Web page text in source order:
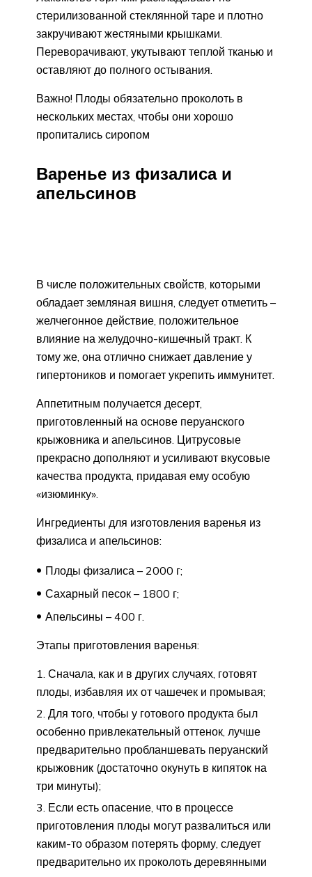
стерилизованной стеклянной таре и плотно
закручивают жестяными крышками.
Переворачивают, укутывают теплой тканью и
оставляют до полного остывания.
Важно! Плоды обязательно проколоть в
нескольких местах, чтобы они хорошо
пропитались сиропом
Варенье из физалиса и
апельсинов
В числе положительных свойств, которыми
обладает земляная вишня, следует отметить –
желчегонное действие, положительное
влияние на желудочно-кишечный тракт. К
тому же, она отлично снижает давление у
гипертоников и помогает укрепить иммунитет.
Аппетитным получается десерт,
приготовленный на основе перуанского
крыжовника и апельсинов. Цитрусовые
прекрасно дополняют и усиливают вкусовые
качества продукта, придавая ему особую
«изюминку».
Ингредиенты для изготовления варенья из
физалиса и апельсинов:
Плоды физалиса – 2000 г;
Сахарный песок – 1800 г;
Апельсины – 400 г.
Этапы приготовления варенья:
Сначала, как и в других случаях, готовят
плоды, избавляя их от чашечек и промывая;
Для того, чтобы у готового продукта был
особенно привлекательный оттенок, лучше
предварительно пробланшевать перуанский
крыжовник (достаточно окунуть в кипяток на
три минуты);
Если есть опасение, что в процессе
приготовления плоды могут развалиться или
каким-то образом потерять форму, следует
предварительно их проколоть деревянными